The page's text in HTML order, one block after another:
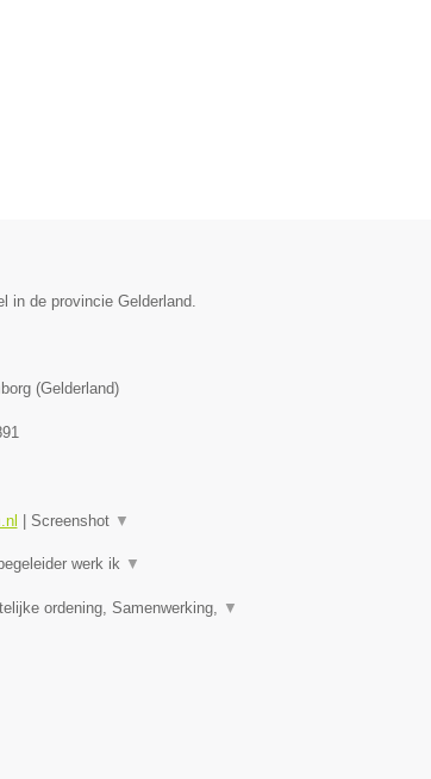
in de provincie Gelderland.
(Gelderland)
Screenshot ▼
werk ik ▼
ordening, Samenwerking, ▼